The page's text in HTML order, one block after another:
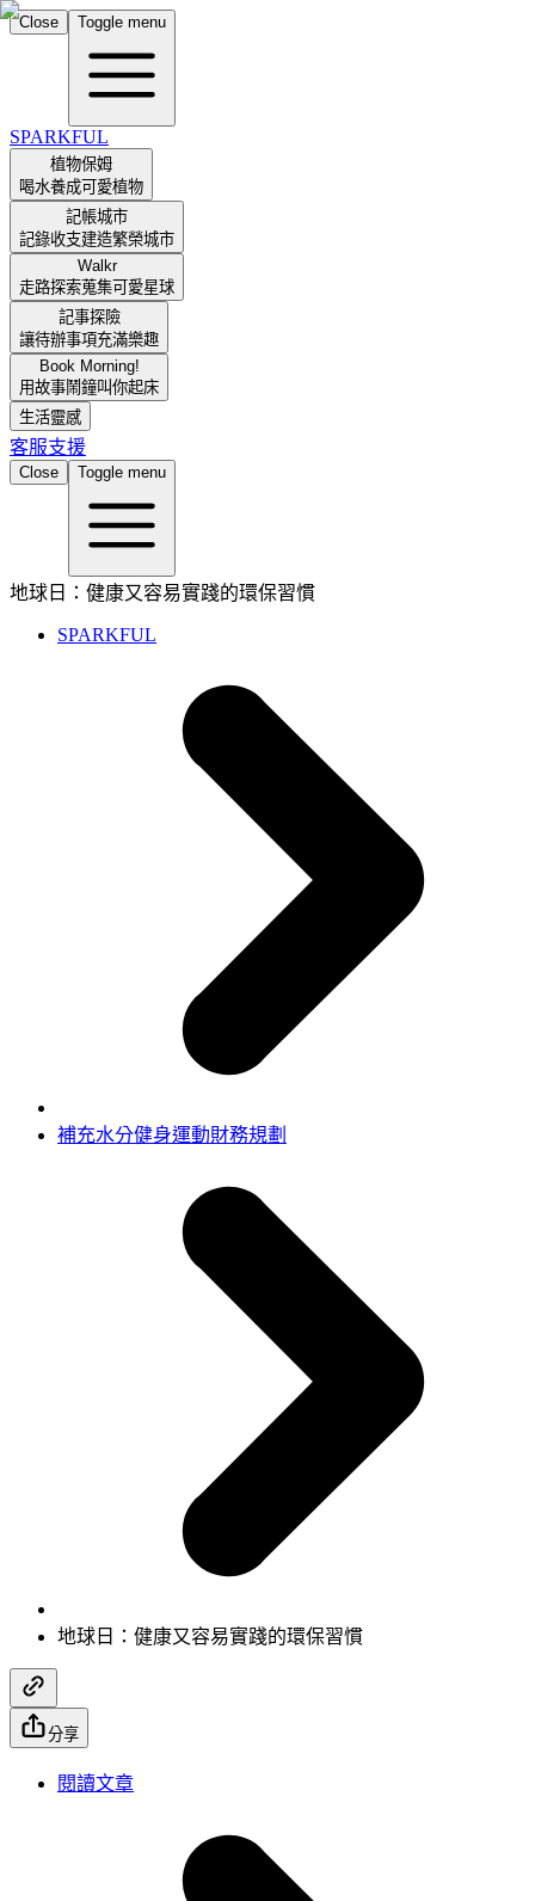
Close Toggle menu
SPARKFUL
植物保姆
喝水養成可愛植物
記帳城市
記錄收支建造繁榮城市
Walkr
走路探索蒐集可愛星球
記事探險
讓待辦事項充滿樂趣
Book Morning!
用故事鬧鐘叫你起床
生活靈感
客服支援
Close Toggle menu
地球日：健康又容易實踐的環保習慣
SPARKFUL
補充水分健身運動財務規劃
地球日：健康又容易實踐的環保習慣
分享
閱讀文章